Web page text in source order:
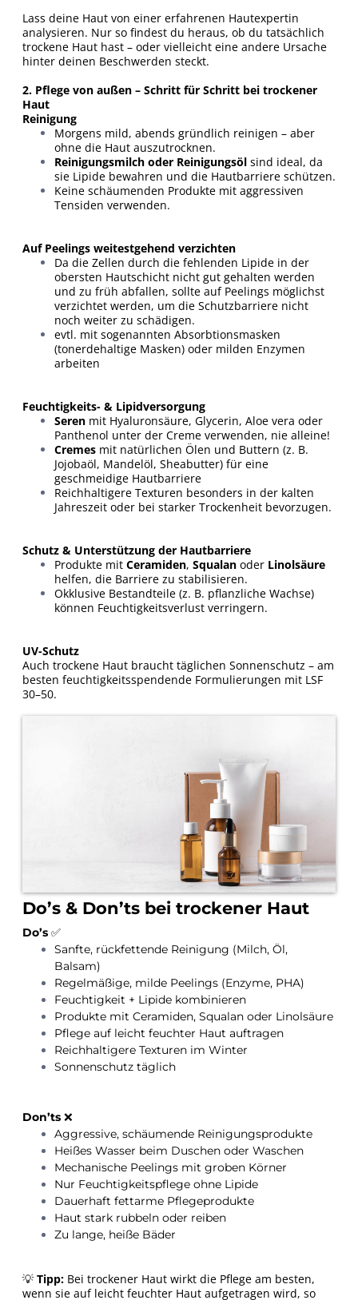
Lass deine Haut von einer erfahrenen Hautexpertin
analysieren. Nur so findest du heraus, ob du tatsächlich
trockene Haut hast – oder vielleicht eine andere Ursache
hinter deinen Beschwerden steckt.
2. Pflege von außen – Schritt für Schritt bei trockener
Haut
Reinigung
Morgens mild, abends gründlich reinigen – aber
ohne die Haut auszutrocknen.
Reinigungsmilch oder Reinigungsöl sind ideal, da
sie Lipide bewahren und die Hautbarriere schützen.
Keine schäumenden Produkte mit aggressiven
Tensiden verwenden.
Auf Peelings weitestgehend verzichten
Da die Zellen durch die fehlenden Lipide in der
obersten Hautschicht nicht gut gehalten werden
und zu früh abfallen, sollte auf Peelings möglichst
verzichtet werden, um die Schutzbarriere nicht
noch weiter zu schädigen.
evtl. mit sogenannten Absorbtionsmasken
(tonerdehaltige Masken) oder milden Enzymen
arbeiten
Feuchtigkeits- & Lipidversorgung
Seren mit Hyaluronsäure, Glycerin, Aloe vera oder
Panthenol unter der Creme verwenden, nie alleine!
Cremes mit natürlichen Ölen und Buttern (z. B.
Jojobaöl, Mandelöl, Sheabutter) für eine
geschmeidige Hautbarriere
Reichhaltigere Texturen besonders in der kalten
Jahreszeit oder bei starker Trockenheit bevorzugen.
Schutz & Unterstützung der Hautbarriere
Produkte mit Ceramiden, Squalan oder Linolsäure
helfen, die Barriere zu stabilisieren.
Okklusive Bestandteile (z. B. pflanzliche Wachse)
können Feuchtigkeitsverlust verringern.
UV-Schutz
Auch trockene Haut braucht täglichen Sonnenschutz – am
besten feuchtigkeitsspendende Formulierungen mit LSF
30–50.
Do’s & Don’ts bei trockener Haut
Do’s ✅
Sanfte, rückfettende Reinigung (Milch, Öl,
Balsam)
Regelmäßige, milde Peelings (Enzyme, PHA)
Feuchtigkeit + Lipide kombinieren
Produkte mit Ceramiden, Squalan oder Linolsäure
Pflege auf leicht feuchter Haut auftragen
Reichhaltigere Texturen im Winter
Sonnenschutz täglich
Don’ts ❌
Aggressive, schäumende Reinigungsprodukte
Heißes Wasser beim Duschen oder Waschen
Mechanische Peelings mit groben Körner
Nur Feuchtigkeitspflege ohne Lipide
Dauerhaft fettarme Pflegeprodukte
Haut stark rubbeln oder reiben
Zu lange, heiße Bäder
💡 Tipp: Bei trockener Haut wirkt die Pflege am besten,
wenn sie auf leicht feuchter Haut aufgetragen wird, so